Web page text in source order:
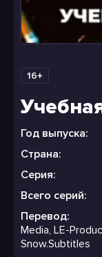
16+
Год выпуска:
Страна:
Серия:
Всего серий:
Перевод:
Media, LE-
Snow.Subtitles